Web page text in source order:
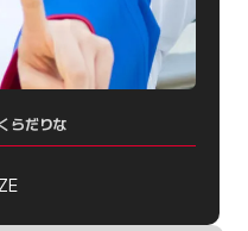
らだりな